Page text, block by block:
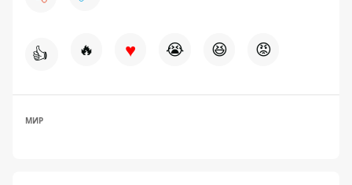
👍 🔥 ♥ 😭 😆 😡
МИР